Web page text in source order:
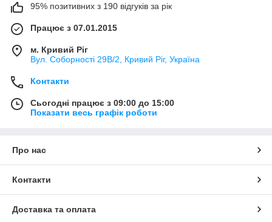
95% позитивних з 190 відгуків за рік
Працює з 07.01.2015
м. Кривий Ріг
Вул. Соборності 29В/2, Кривий Ріг, Україна
Контакти
Сьогодні працює з 09:00 до 15:00
Показати весь графік роботи
Про нас
Контакти
Доставка та оплата